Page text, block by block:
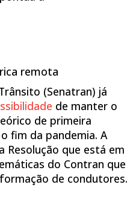
remota
(Senatran) já
de manter o
de primeira
fim da pandemia. A
Resolução que está em
do Contran que
de condutores.